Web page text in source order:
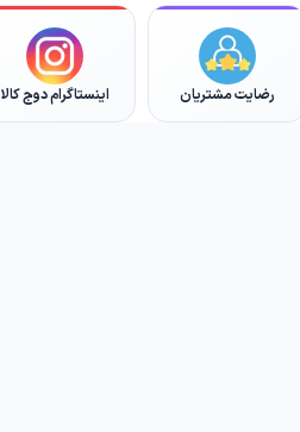
رضایت مشتریان اینستاگرام دوج کالا